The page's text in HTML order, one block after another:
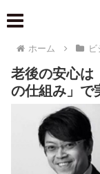
ホーム ビ
老後の安心は
の仕組み」で